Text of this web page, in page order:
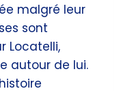
malgré leur
sont
Locatelli,
autour de lui.